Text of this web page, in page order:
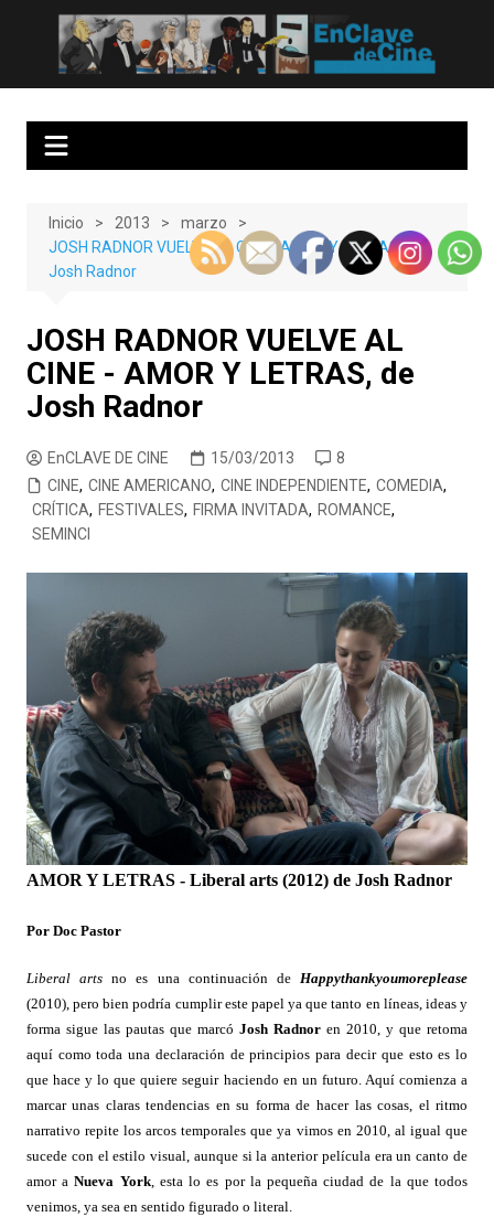
contenido
EnClave de Cine
Crítica cinematográfica y audiovisual. Punto de encuentro para los
Inicio 2013
marzo
JOSH RADNOR VUELVE AL CINE - AMOR Y LETRAS, de
Josh Radnor
JOSH RADNOR VUELVE AL
CINE - AMOR Y LETRAS, de
Josh Radnor
EnCLAVE DE CINE 15/03/2013
8
CINE, CINE AMERICANO, CINE INDEPENDIENTE, COMEDIA,
CRÍTICA, FESTIVALES, FIRMA INVITADA, ROMANCE,
SEMINCI
AMOR Y LETRAS - Liberal arts (2012) de Josh Radnor
Por Doc Pastor
Liberal arts no es una continuación deHappythankyoumoreplease
(2010), pero bien podría cumplir este papel ya que tanto en líneas, ideas y
forma sigue las pautas que marcó Josh Radnor en 2010, y que retoma
aquí como toda una declaración de principios para decir que esto es lo
que hace y lo que quiere seguir haciendo en un futuro. Aquí comienza a
marcar unas claras tendencias en su forma de hacer las cosas, el ritmo
narrativo repite los arcos temporales que ya vimos en 2010, al igual que
sucede con el estilo visual, aunque si la anterior película era un canto de
amor aNueva York, esta lo es por la pequeña ciudad de la que todos
venimos, ya sea en sentido figurado o literal.